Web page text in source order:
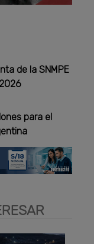
de la SNMPE
para el